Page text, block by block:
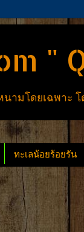
"
มโดยเฉพาะ โ
ทะเลน้อยร้อยรัน